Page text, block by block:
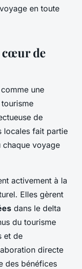
en toute
cœur de
une
de
locales fait partie
voyage
activement à la
Elles gèrent
dans le delta
du tourisme
et de
directe
des bénéfices